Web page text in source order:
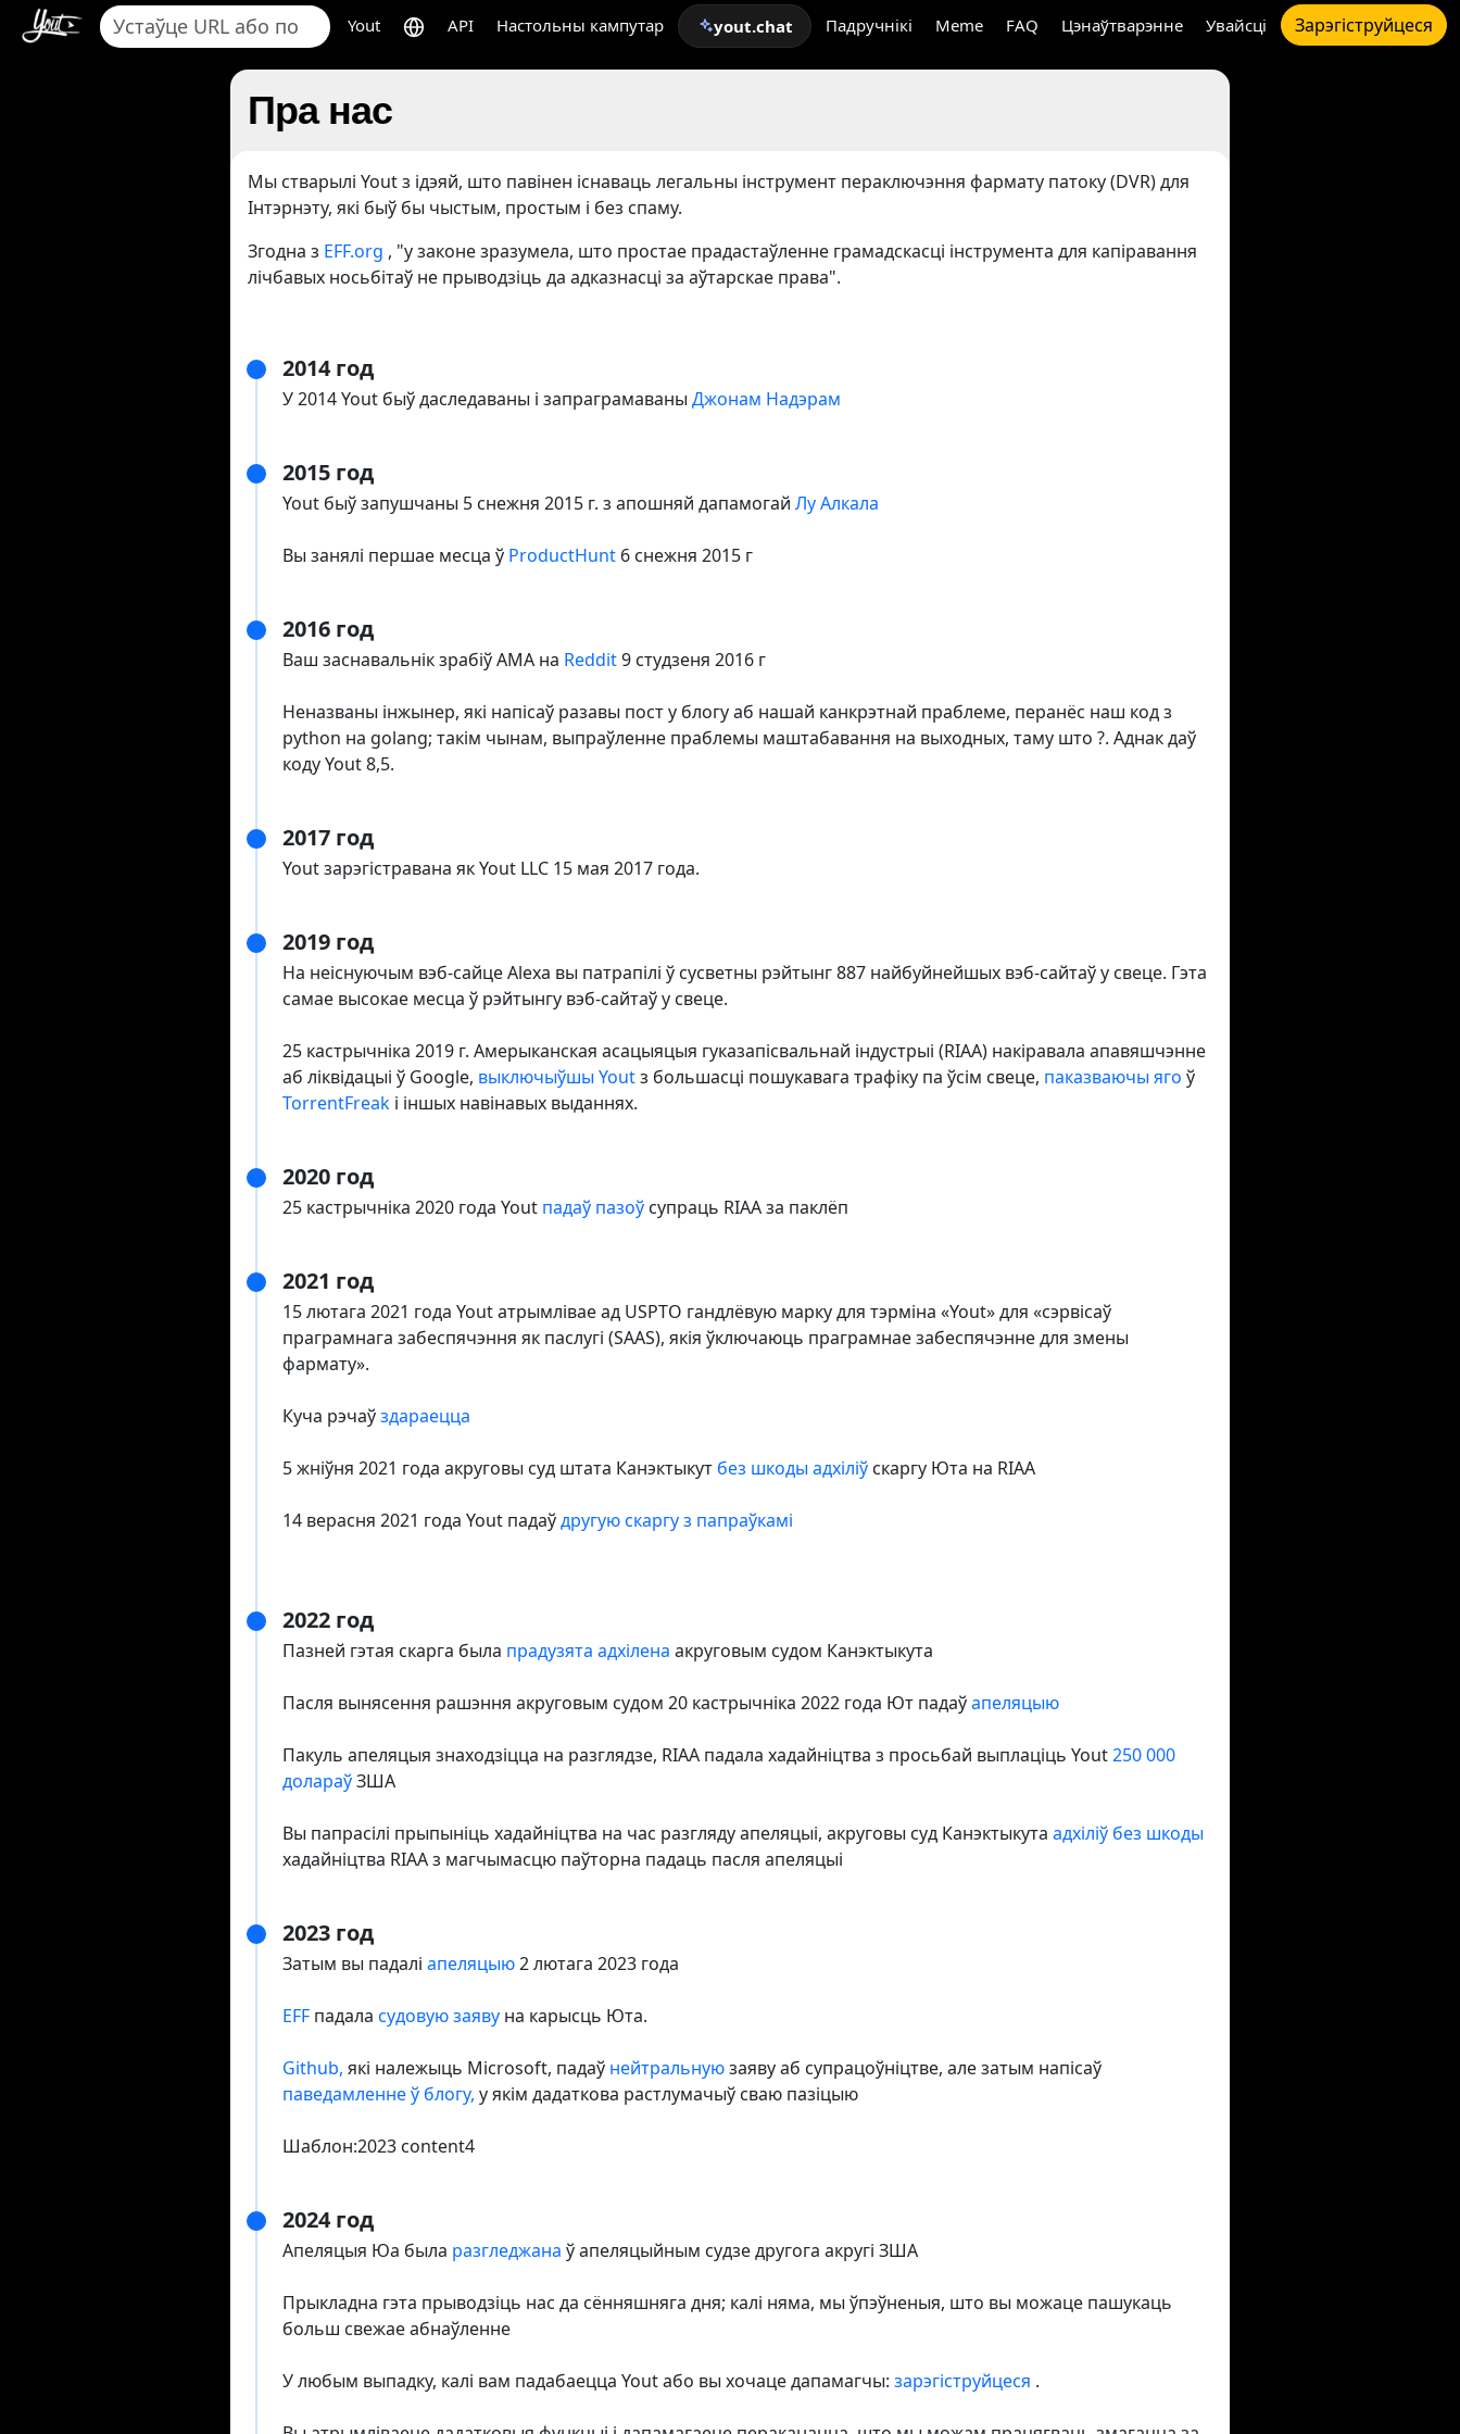
Yout API Настольны кампутар yout.chat Падручнікі Meme FAQ Цэнаўтварэнне Увайсці Зарэгіструйцеся
Пра нас
Мы стварылі Yout з ідэяй, што павінен існаваць легальны інструмент пераключэння фармату патоку (DVR) для
Інтэрнэту, які быў бы чыстым, простым і без спаму.
Згодна з EFF.org , "у законе зразумела, што простае прадастаўленне грамадскасці інструмента для капіравання
лічбавых носьбітаў не прыводзіць да адказнасці за аўтарскае права".
2014 год
У 2014 Yout быў даследаваны і запраграмаваны Джонам Надэрам
2015 год
Yout быў запушчаны 5 снежня 2015 г. з апошняй дапамогай Лу Алкала
Вы занялі першае месца ў ProductHunt 6 снежня 2015 г
2016 год
Ваш заснавальнік зрабіў AMA на Reddit9 студзеня 2016 г
Неназваны інжынер, які напісаў разавы пост у блогу аб нашай канкрэтнай праблеме, перанёс наш код з
python на golang; такім чынам, выпраўленне праблемы маштабавання на выходных, таму што ?. Аднак даў
коду Yout 8,5.
2017 год
Yout зарэгістравана як Yout LLC 15 мая 2017 года.
2019 год
На неіснуючым вэб-сайце Alexa вы патрапілі ў сусветны рэйтынг 887 найбуйнейшых вэб-сайтаў у свеце. Гэта
самае высокае месца ў рэйтынгу вэб-сайтаў у свеце.
25 кастрычніка 2019 г. Амерыканская асацыяцыя гуказапісвальнай індустрыі (RIAA) накіравала апавяшчэнне
аб ліквідацыі ў Google, выключыўшы Youtз большасці пошукавага трафіку па ўсім свеце, паказваючы яго ў
TorrentFreak і іншых навінавых выданнях.
2020 год
25 кастрычніка 2020 года Yout падаў пазоў супраць RIAA за паклёп
2021 год
15 лютага 2021 года Yout атрымлівае ад USPTO гандлёвую марку для тэрміна «Yout» для «сэрвісаў
праграмнага забеспячэння як паслугі (SAAS), якія ўключаюць праграмнае забеспячэнне для змены
фармату».
Куча рэчаўздараецца
5 жніўня 2021 года акруговы суд штата Канэктыкут без шкоды адхіліў скаргу Юта на RIAA
14 верасня 2021 года Yout падаўдругую скаргу з папраўкамі
2022 год
Пазней гэтая скарга была прадузята адхілена акруговым судом Канэктыкута
Пасля вынясення рашэння акруговым судом 20 кастрычніка 2022 года Ют падаўапеляцыю
Пакуль апеляцыя знаходзіцца на разглядзе, RIAA падала хадайніцтва з просьбай выплаціць Yout250 000
долараўЗША
Вы папрасілі прыпыніць хадайніцтва на час разгляду апеляцыі, акруговы суд Канэктыкута адхіліў без шкоды
хадайніцтва RIAA з магчымасцю паўторна падаць пасля апеляцыі
2023 год
Затым вы падалі апеляцыю2 лютага 2023 года
EFF падала судовую заяву на карысць Юта.
Github, які належыць Microsoft, падаў нейтральнуюзаяву аб супрацоўніцтве, але затым напісаў
паведамленне ў блогу, у якім дадаткова растлумачыў сваю пазіцыю
Шаблон:2023 content4
2024 год
Апеляцыя Юа была разгледжана ў апеляцыйным судзе другога акругі ЗША
Прыкладна гэта прыводзіць нас да сённяшняга дня; калі няма, мы ўпэўненыя, што вы можаце пашукаць
больш свежае абнаўленне
У любым выпадку, калі вам падабаецца Yout або вы хочаце дапамагчы: зарэгіструйцеся .